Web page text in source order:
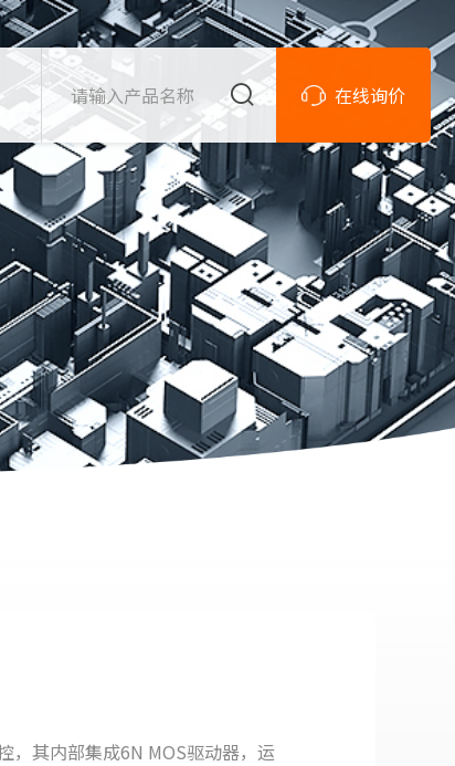
在线询价
，其内部集成6N MOS驱动器，运